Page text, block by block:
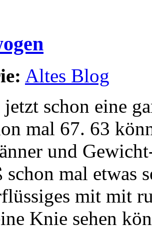
Altes Blog
schon eine
mal 67. 63
und
schon mal
mit mit
Knie sehen